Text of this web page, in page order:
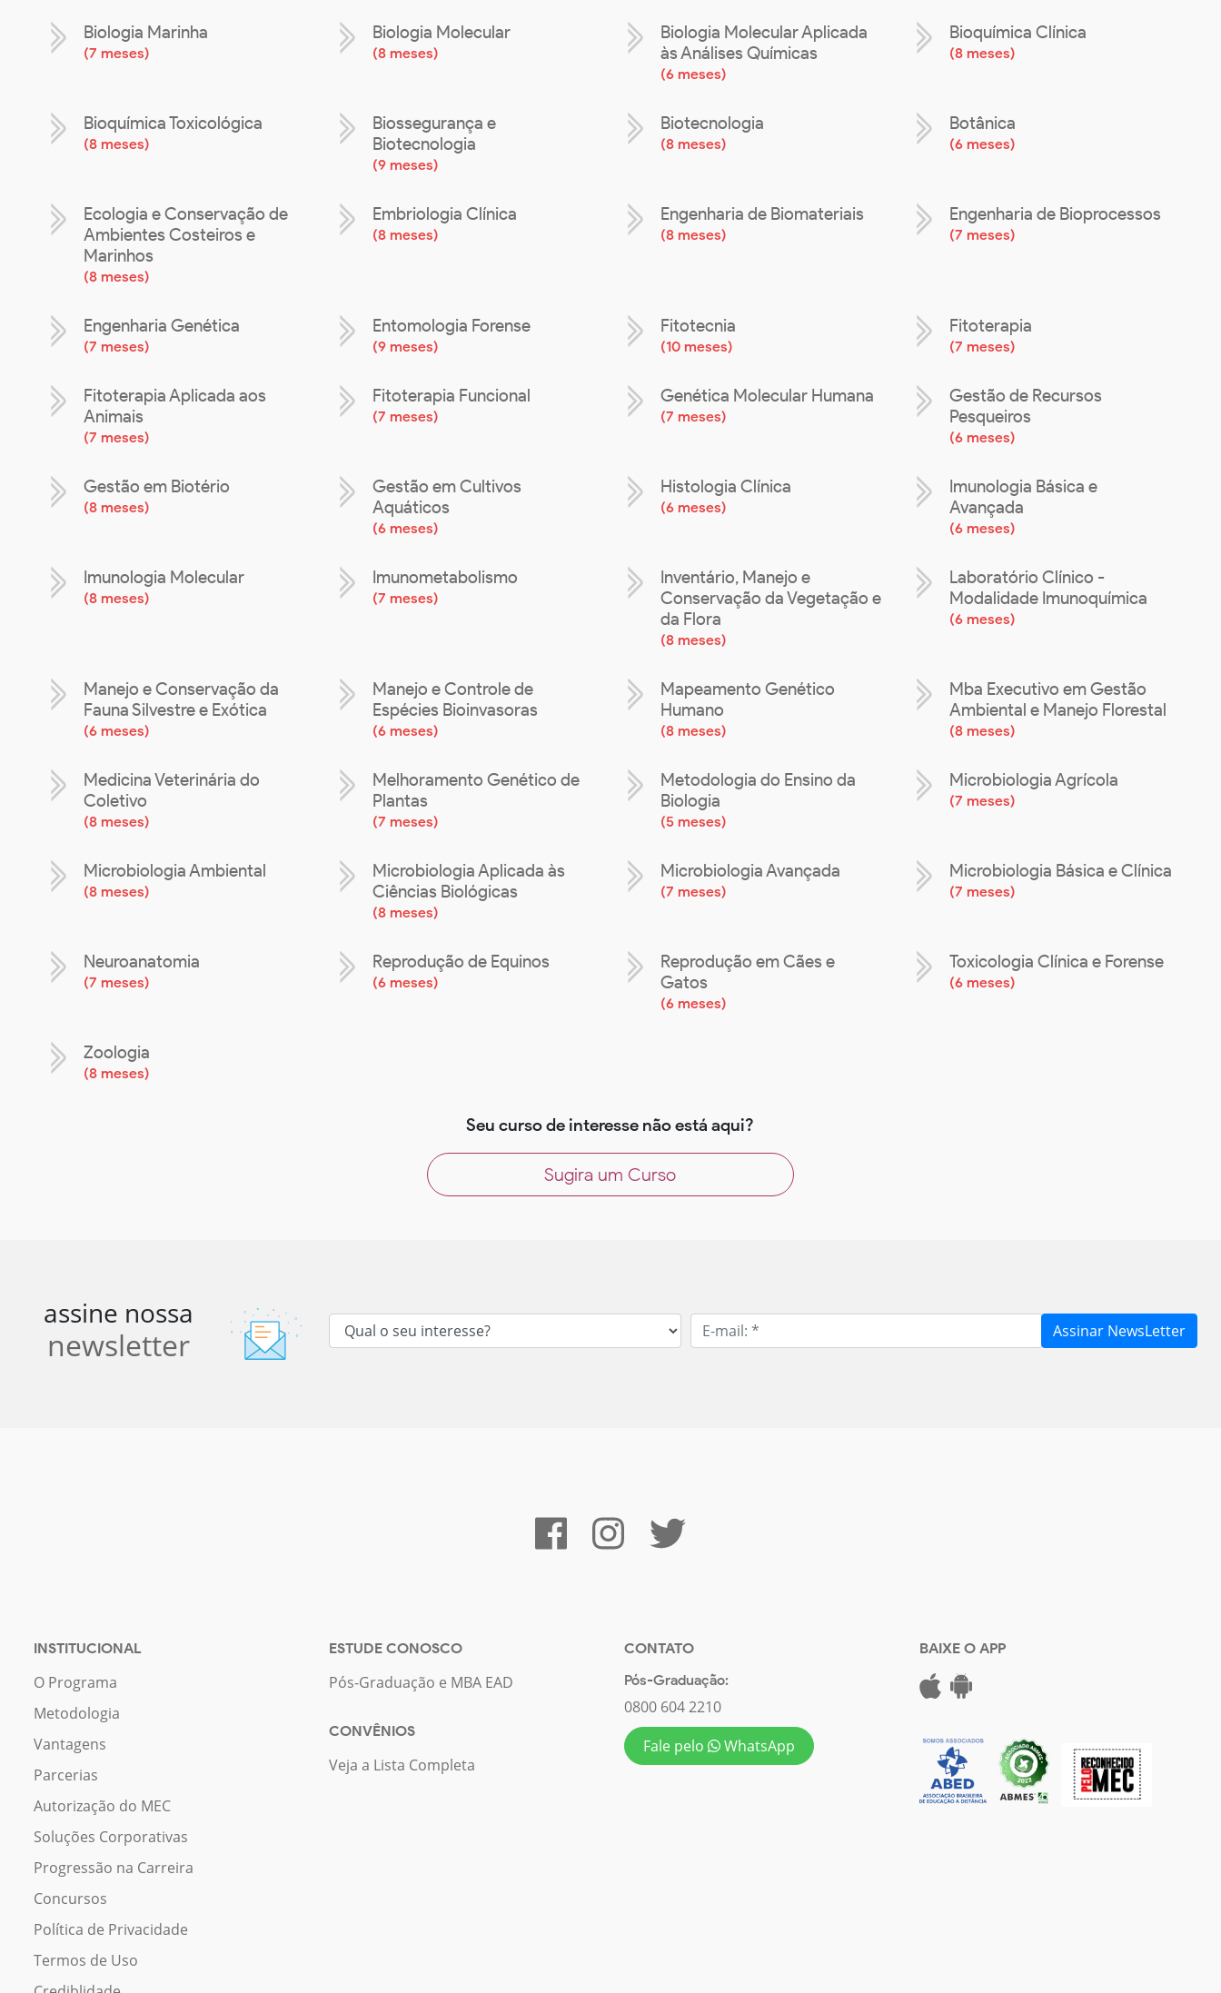
Biologia Marinha
(7 meses)
Biologia Molecular
(8 meses)
Biologia Molecular Aplicada
às Análises Químicas
(6 meses)
Bioquímica Clínica
(8 meses)
Bioquímica Toxicológica
(8 meses)
Biossegurança e
Biotecnologia
(9 meses)
Biotecnologia
(8 meses)
Botânica
(6 meses)
Ecologia e Conservação de
Ambientes Costeiros e
Marinhos
(8 meses)
Embriologia Clínica
(8 meses)
Engenharia de Biomateriais
(8 meses)
Engenharia de Bioprocessos
(7 meses)
Engenharia Genética
(7 meses)
Entomologia Forense
(9 meses)
Fitotecnia
(10 meses)
Fitoterapia
(7 meses)
Fitoterapia Aplicada aos
Animais
(7 meses)
Fitoterapia Funcional
(7 meses)
Genética Molecular Humana
(7 meses)
Gestão de Recursos
Pesqueiros
(6 meses)
Gestão em Biotério
(8 meses)
Gestão em Cultivos
Aquáticos
(6 meses)
Histologia Clínica
(6 meses)
Imunologia Básica e
Avançada
(6 meses)
Imunologia Molecular
(8 meses)
Imunometabolismo
(7 meses)
Inventário, Manejo e
Conservação da Vegetação e
da Flora
(8 meses)
Laboratório Clínico -
Modalidade Imunoquímica
(6 meses)
Manejo e Conservação da
Fauna Silvestre e Exótica
(6 meses)
Manejo e Controle de
Espécies Bioinvasoras
(6 meses)
Mapeamento Genético
Humano
(8 meses)
Mba Executivo em Gestão
Ambiental e Manejo Florestal
(8 meses)
Medicina Veterinária do
Coletivo
(8 meses)
Melhoramento Genético de
Plantas
(7 meses)
Metodologia do Ensino da
Biologia
(5 meses)
Microbiologia Agrícola
(7 meses)
Microbiologia Ambiental
(8 meses)
Microbiologia Aplicada às
Ciências Biológicas
(8 meses)
Microbiologia Avançada
(7 meses)
Microbiologia Básica e Clínica
(7 meses)
Neuroanatomia
(7 meses)
Reprodução de Equinos
(6 meses)
Reprodução em Cães e
Gatos
(6 meses)
Toxicologia Clínica e Forense
(6 meses)
Zoologia
(8 meses)
Seu curso de interesse não está aqui?
Sugira um Curso
assine nossa
newsletter
INSTITUCIONAL
O Programa
Metodologia
Vantagens
Parcerias
Autorização do MEC
Soluções Corporativas
Progressão na Carreira
Concursos
Política de Privacidade
Termos de Uso
ESTUDE CONOSCO
Pós-Graduação e MBA EAD
CONVÊNIOS
Veja a Lista Completa
CONTATO
Pós-Graduação:
0800 604 2210
Fale pelo
WhatsApp
BAIXE O APP